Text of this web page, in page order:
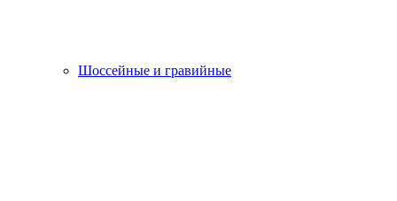
Шоссейные и гравийные